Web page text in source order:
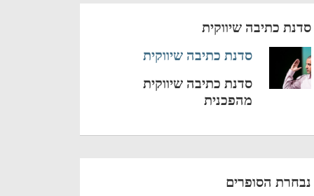
סדנת כתיבה שיווקית
סדנת כתיבה שיווקית
סדנת כתיבה שיווקית
מהפכנית
נבחרת הסופרים